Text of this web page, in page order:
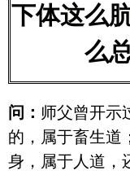
下体这么
么
问： 师父曾开示
的，属于畜生道
身，属于人道，